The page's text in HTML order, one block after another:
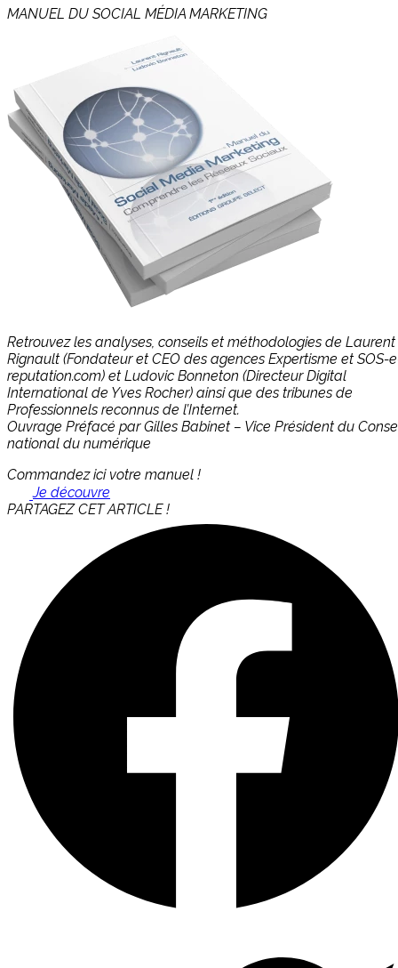
MANUEL DU SOCIAL MÉDIA MARKETING
Retrouvez les analyses, conseils et méthodologies de Laurent
Rignault (Fondateur et CEO des agences Expertisme et SOS-
reputation.com) et Ludovic Bonneton (Directeur Digital
International de Yves Rocher) ainsi que des tribunes de
Professionnels reconnus de l’Internet.
Ouvrage Préfacé par Gilles Babinet – Vice Président du
national du numérique
Commandez ici votre manuel !
Je découvre
PARTAGEZ CET ARTICLE !